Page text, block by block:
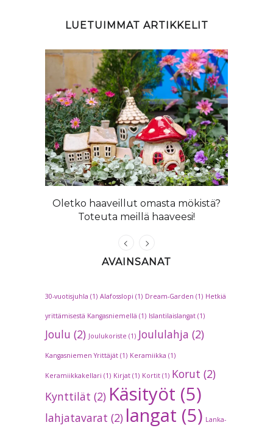
LUETUIMMAT ARTIKKELIT
Oletko haaveillut omasta mökistä?
Toteuta meillä haaveesi!
AVAINSANAT
30-vuotisjuhla (1) Alafosslopi (1) Dream-Garden (1) Hetkiä
yrittämisestä Kangasniemellä (1) Islantilaislangat (1)
Joulu (2) Joulukoriste (1) Joululahja (2)
Kangasniemen Yrittäjät (1) Keramiikka (1)
Keramiikkakellari (1) Kirjat (1) Kortit (1) Korut (2)
Kynttilät (2) Käsityöt (5)
lahjatavarat (2) langat (5) Lanka-